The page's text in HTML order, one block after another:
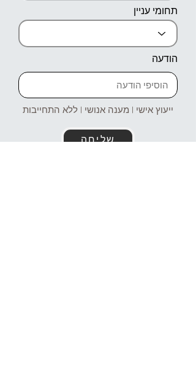
תחומי עניין
הודעה
ייעוץ אישי | מענה אנושי | ללא התחייבות
שליחה